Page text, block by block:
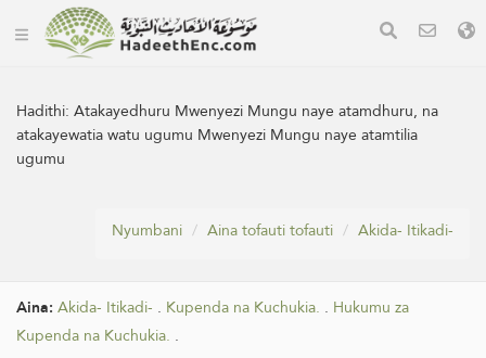
Hadithi:Atakayedhuru Mwenyezi Mungu naye atamdhuru, na
atakayewatia watu ugumu Mwenyezi Mungu naye atamtilia
ugumu
Nyumbani Aina tofauti tofauti Akida- Itikadi-
Aina: Akida- Itikadi- . Kupenda na Kuchukia. . Hukumu za
Kupenda na Kuchukia. .